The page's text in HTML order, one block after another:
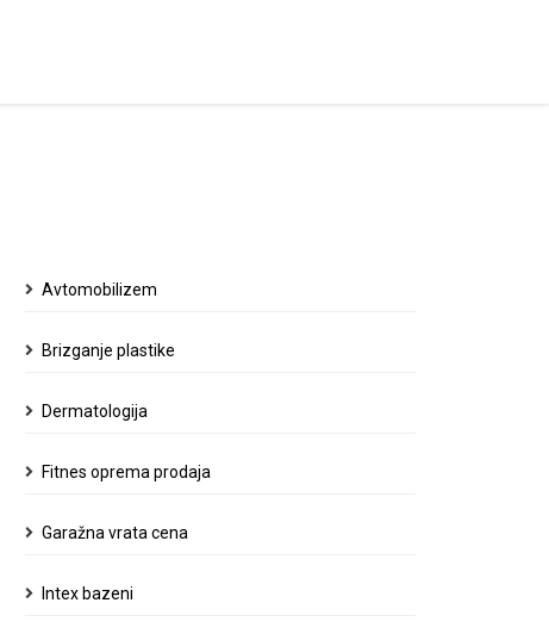
Avtomobilizem
Brizganje plastike
Dermatologija
Fitnes oprema prodaja
Garažna vrata cena
Intex bazeni